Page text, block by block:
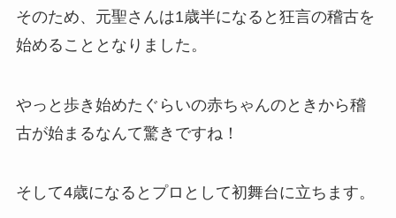
そのため、元聖さんは1歳半になると狂言の稽古を
始めることとなりました。
やっと歩き始めたぐらいの赤ちゃんのときから稽
古が始まるなんて驚きですね！
そして4歳になるとプロとして初舞台に立ちます。